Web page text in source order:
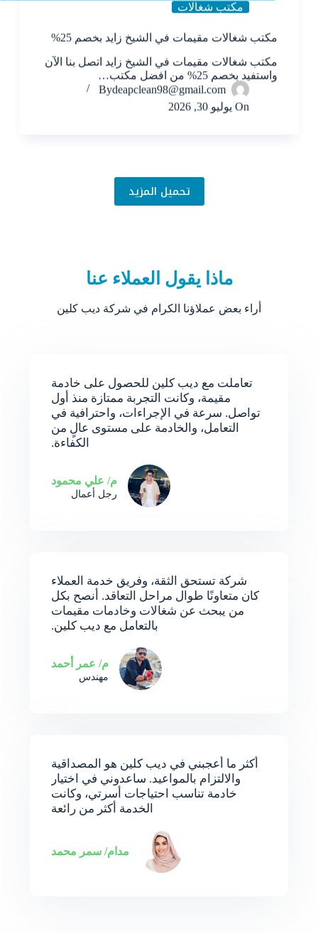
مكتب شغالات
مكتب شغالات مقيمات في الشيخ زايد بخصم 25%
مكتب شغالات مقيمات في الشيخ زايد اتصل بنا الآن
واستفيد بخصم 25% من افضل مكتب…
Bydeapclean98@gmail.com
On يوليو 30, 2026
تحميل المزيد
ماذا يقول العملاء عنا
أراء بعض عملاؤنا الكرام في شركة ديب كلين
تعاملت مع ديب كلين للحصول على خادمة
مقيمة، وكانت التجربة ممتازة منذ أول
تواصل. سرعة في الإجراءات، واحترافية في
التعامل، والخادمة على مستوى عالٍ من
الكفاءة.
م/ علي محمود
رجل أعمال
شركة تستحق الثقة، وفريق خدمة العملاء
كان متعاونًا طوال مراحل التعاقد. أنصح بكل
من يبحث عن شغالات وخادمات مقيمات
بالتعامل مع ديب كلين.
م/ عمر أحمد
مهندس
أكثر ما أعجبني في ديب كلين هو المصداقية
والالتزام بالمواعيد. ساعدوني في اختيار
خادمة تناسب احتياجات أسرتي، وكانت
الخدمة أكثر من رائعة
مدام/ سمر محمد